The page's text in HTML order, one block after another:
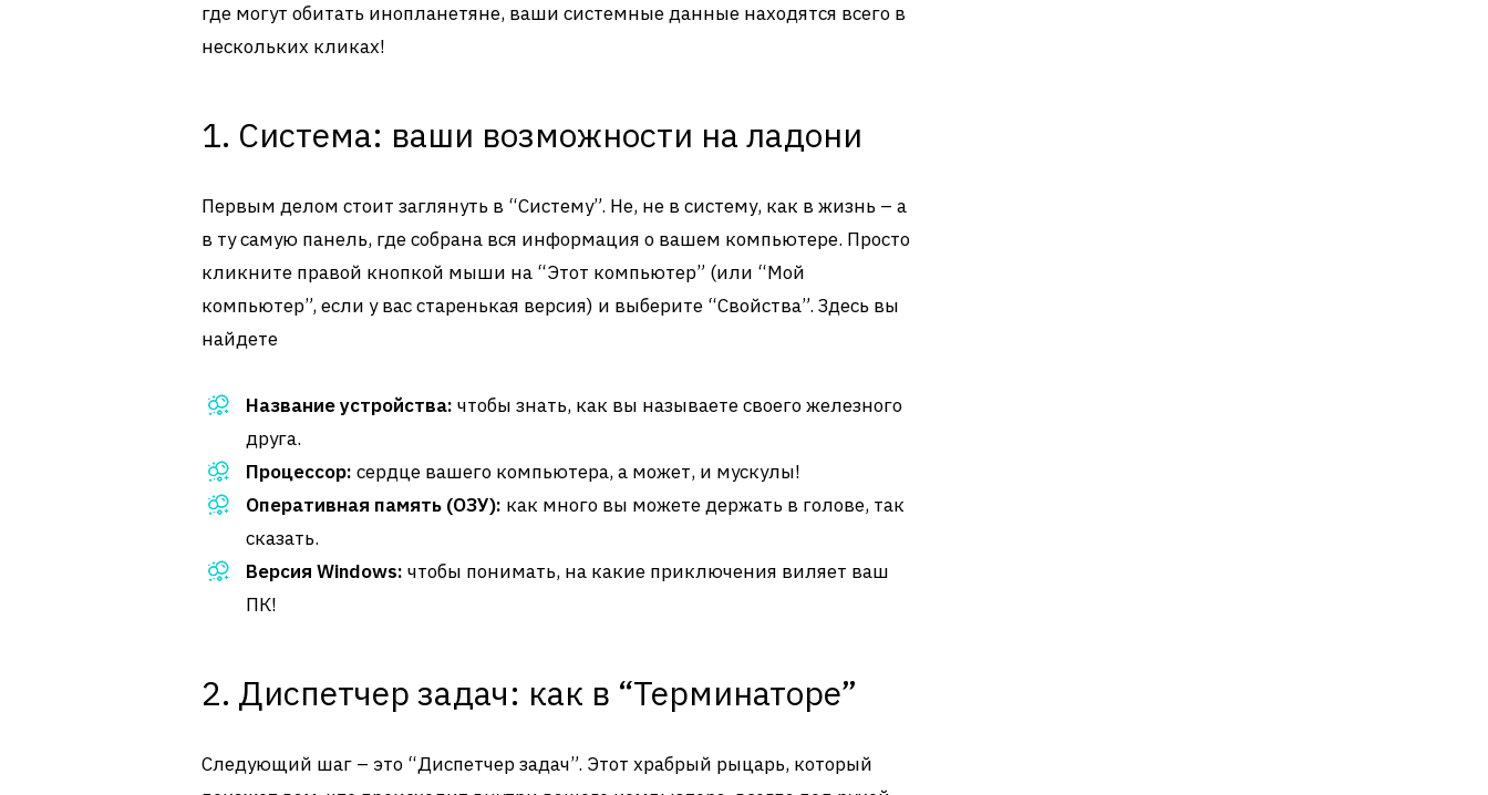
где могут обитать инопланетяне, ваши системные данные находятся всего в
нескольких кликах!
1. Система: ваши возможности на ладони
Первым делом стоит заглянуть в “Систему”. Не, не в систему, как в жизнь – а
в ту самую панель, где собрана вся информация о вашем компьютере. Просто
кликните правой кнопкой мыши на “Этот компьютер” (или “Мой
компьютер”, если у вас старенькая версия) и выберите “Свойства”. Здесь вы
найдете
Название устройства: чтобы знать, как вы называете своего железного
друга.
Процессор: сердце вашего компьютера, а может, и мускулы!
Оперативная память (ОЗУ): как много вы можете держать в голове, так
сказать.
Версия Windows: чтобы понимать, на какие приключения виляет ваш
ПК!
2. Диспетчер задач: как в “Терминаторе”
Следующий шаг – это “Диспетчер задач”. Этот храбрый рыцарь, который